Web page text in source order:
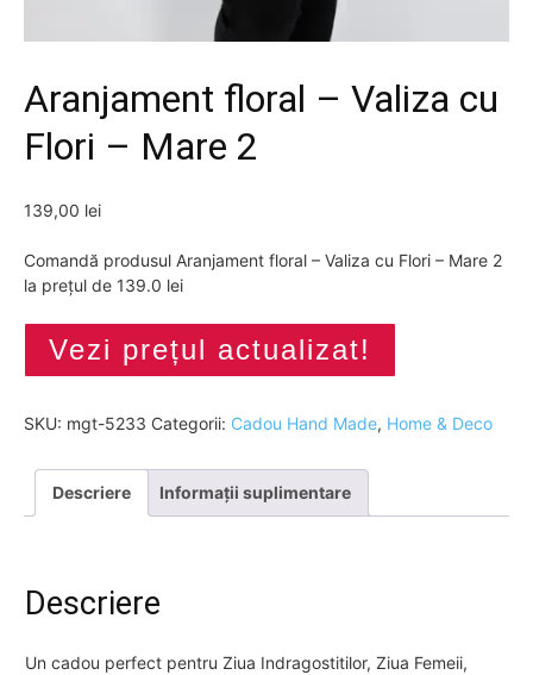
Aranjament floral – Valiza cu
Flori – Mare 2
139,00 lei
Comandă produsul Aranjament floral – Valiza cu Flori – Mare 2
la prețul de 139.0 lei
Vezi prețul actualizat!
SKU: mgt-5233 Categorii: Cadou Hand Made, Home & Deco
Descriere Informații suplimentare
Descriere
Un cadou perfect pentru Ziua Indragostitilor, Ziua Femeii,